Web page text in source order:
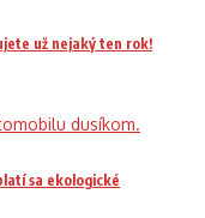
už nejaký ten rok!
sa ekologické